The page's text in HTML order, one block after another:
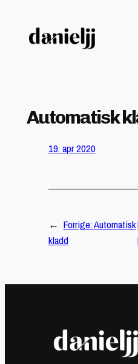
innhold
Automatisk
19. apr 2020
← Forrige:Automatisk
kladd